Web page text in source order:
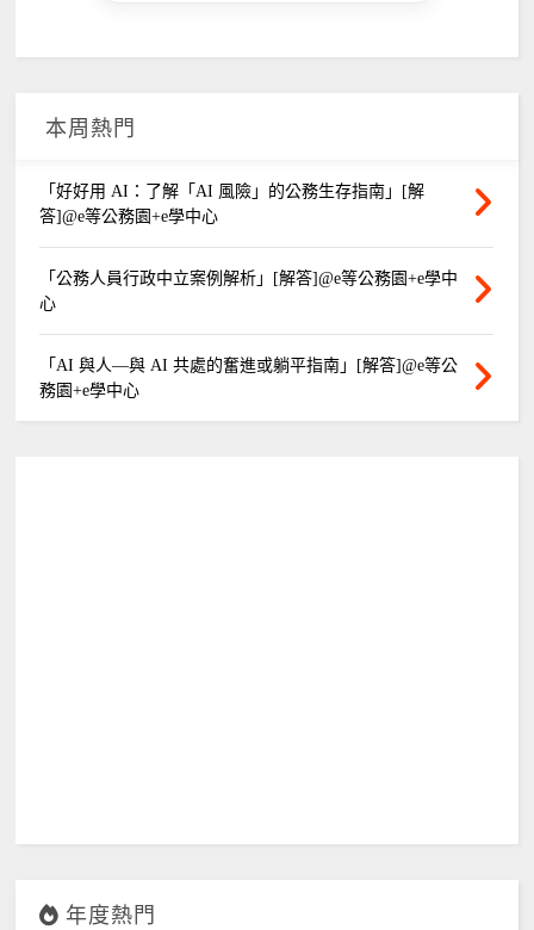
本周熱門
「好好用 AI：了解「AI 風險」的公務生存指南」[解
答]@e等公務園+e學中心
「公務人員行政中立案例解析」[解答]@e等公務園+e學中
心
「AI 與人—與 AI 共處的奮進或躺平指南」[解答]@e等公
務園+e學中心
年度熱門